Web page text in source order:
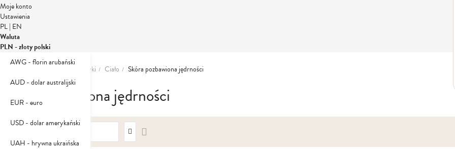
Moje konto
Ustawienia
PL| EN
Waluta
PLN - złoty polski
AWG - florin arubański
AUD - dolar australijski
EUR - euro
USD - dolar amerykański
UAH - hrywna ukraińska
Dermokosmetyki Ciało Skóra pozbawiona jędrności
Skóra pozbawiona jędrności
kierunek